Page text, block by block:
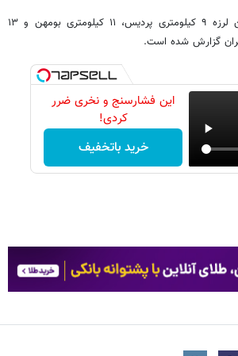
موقعیت رومرکز این زمین لرزه ۹ کیلومتری پردیس، ۱۱ کیلومتری بومهن و ۱۳
گزارش شده است.
این فشارسنج و نخری ضرر
کردی!
خرید باتخفیف